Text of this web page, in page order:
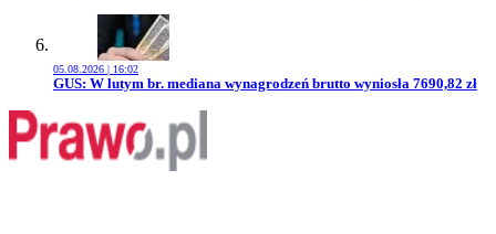
05.08.2026 | 16:02
Przejdź do artykułu:
GUS: W lutym br. mediana wynagrodzeń brutto wyniosła 7690,82 zł